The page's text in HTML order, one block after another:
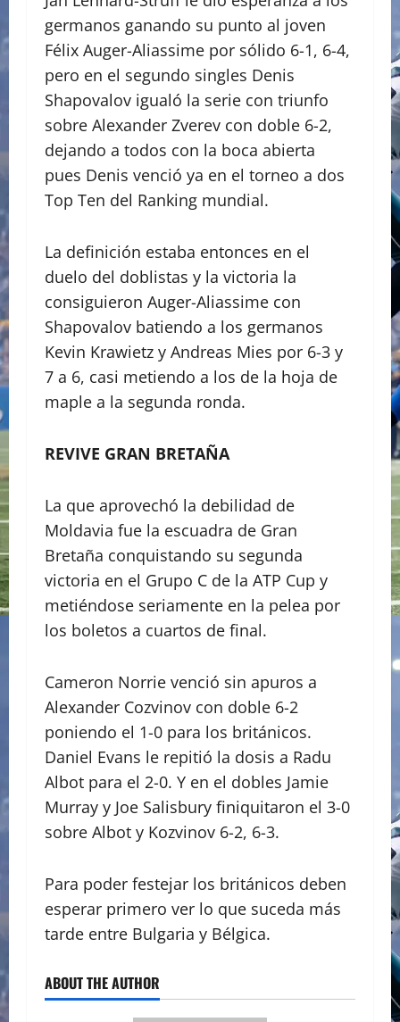
germanos ganando su punto al joven
Félix Auger-Aliassime por sólido 6-1, 6-4,
pero en el segundo singles Denis
Shapovalov igualó la serie con triunfo
sobre Alexander Zverev con doble 6-2,
dejando a todos con la boca abierta
pues Denis venció ya en el torneo a dos
Top Ten del Ranking mundial.
La definición estaba entonces en el
duelo del doblistas y la victoria la
consiguieron Auger-Aliassime con
Shapovalov batiendo a los germanos
Kevin Krawietz y Andreas Mies por 6-3 y
7 a 6, casi metiendo a los de la hoja de
maple a la segunda ronda.
REVIVE GRAN BRETAÑA
La que aprovechó la debilidad de
Moldavia fue la escuadra de Gran
Bretaña conquistando su segunda
victoria en el Grupo C de la ATP Cup y
metiéndose seriamente en la pelea por
los boletos a cuartos de final.
Cameron Norrie venció sin apuros a
Alexander Cozvinov con doble 6-2
poniendo el 1-0 para los británicos.
Daniel Evans le repitió la dosis a Radu
Albot para el 2-0. Y en el dobles Jamie
Murray y Joe Salisbury finiquitaron el 3-0
sobre Albot y Kozvinov 6-2, 6-3.
Para poder festejar los británicos deben
esperar primero ver lo que suceda más
tarde entre Bulgaria y Bélgica.
ABOUT THE AUTHOR